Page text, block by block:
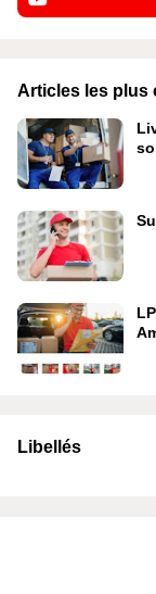
Articles les plus
Libellés